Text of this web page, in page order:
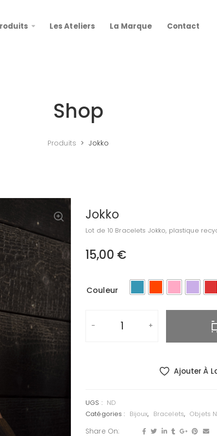
Les Ateliers La Marque Contact
Shop
Produits > Jokko
Jokko
Lot de 10 Bracelets Jokko, plastique
15,00 €
Couleur
Ajouter À
UGS : ND
Catégories : Bijoux, Bracelets, Objets
Share On: